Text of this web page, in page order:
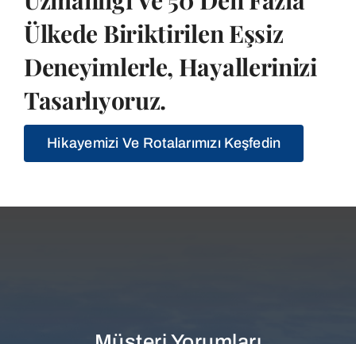
Ülkede Biriktirilen Eşsiz
Deneyimlerle, Hayallerinizi
Tasarlıyoruz.
Hikayemizi Ve Rotalarımızı Keşfedin